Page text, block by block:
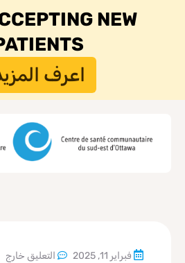
فبراير 11, 2025 التعليق خارج
NEW
اعرف